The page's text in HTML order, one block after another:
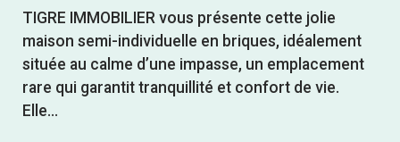
TIGRE IMMOBILIER vous présente cette jolie
maison semi-individuelle en briques, idéalement
située au calme d’une impasse, un emplacement
rare qui garantit tranquillité et confort de vie.
Elle...